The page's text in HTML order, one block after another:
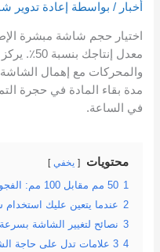
أخبار / بواسطة إعادة تدوير
اختيار حجم شاشة مبشرة
معدل
والمحركات مع إهمال
مدة بقاء المادة في حجرة
في الساعة.
محتويات يخفي
1 50 مم مقابل 100 مم: الفجوة الحقيقية في السعة
2 عندما يتعين عليك
3 نصائح لتغيير الشاشة بسرعة
4 3 علامات تدل على حاجة الشاشة للاستبدال